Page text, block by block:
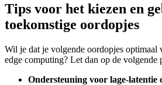
Tips voor het kiezen en
toekomstige oordopjes
Wil je dat je volgende oordopjes optimaal
edge computing? Let dan op de volgende
Ondersteuning voor lage-latentie